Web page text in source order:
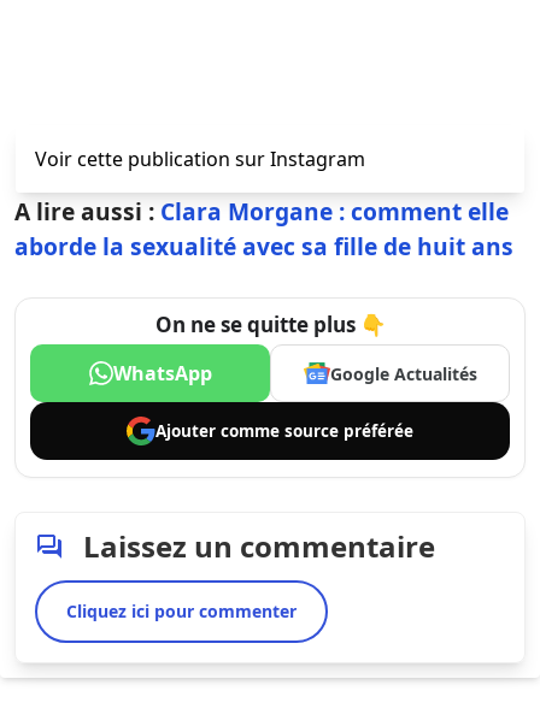
Voir cette publication sur Instagram
A lire aussi : Clara Morgane : comment elle
aborde la sexualité avec sa fille de huit ans
On ne se quitte plus 👇
WhatsApp Google Actualités
Ajouter comme source préférée
Laissez un commentaire
Cliquez ici pour commenter